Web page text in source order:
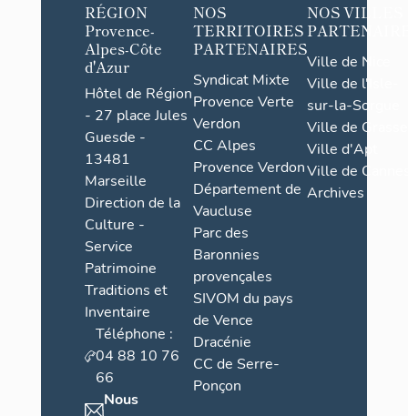
RÉGION
Provence-
Alpes-Côte
d'Azur
Hôtel de Région
- 27 place Jules
Guesde -
13481
Marseille
Direction de la
Culture -
Service
Patrimoine
Traditions et
Inventaire
Téléphone :
04 88 10 76
66
Nous
NOS
TERRITOIRES
PARTENAIRES
Syndicat Mixte
Provence Verte
Verdon
CC Alpes
Provence Verdon
Département de
Vaucluse
Parc des
Baronnies
provençales
SIVOM du pays
de Vence
Dracénie
CC de Serre-
Ponçon
NOS VILLES
Ville de Nice
Ville de l'Isle-
sur-la-Sorgue
Ville de Grasse
Ville d'Apt
Ville de
Archives